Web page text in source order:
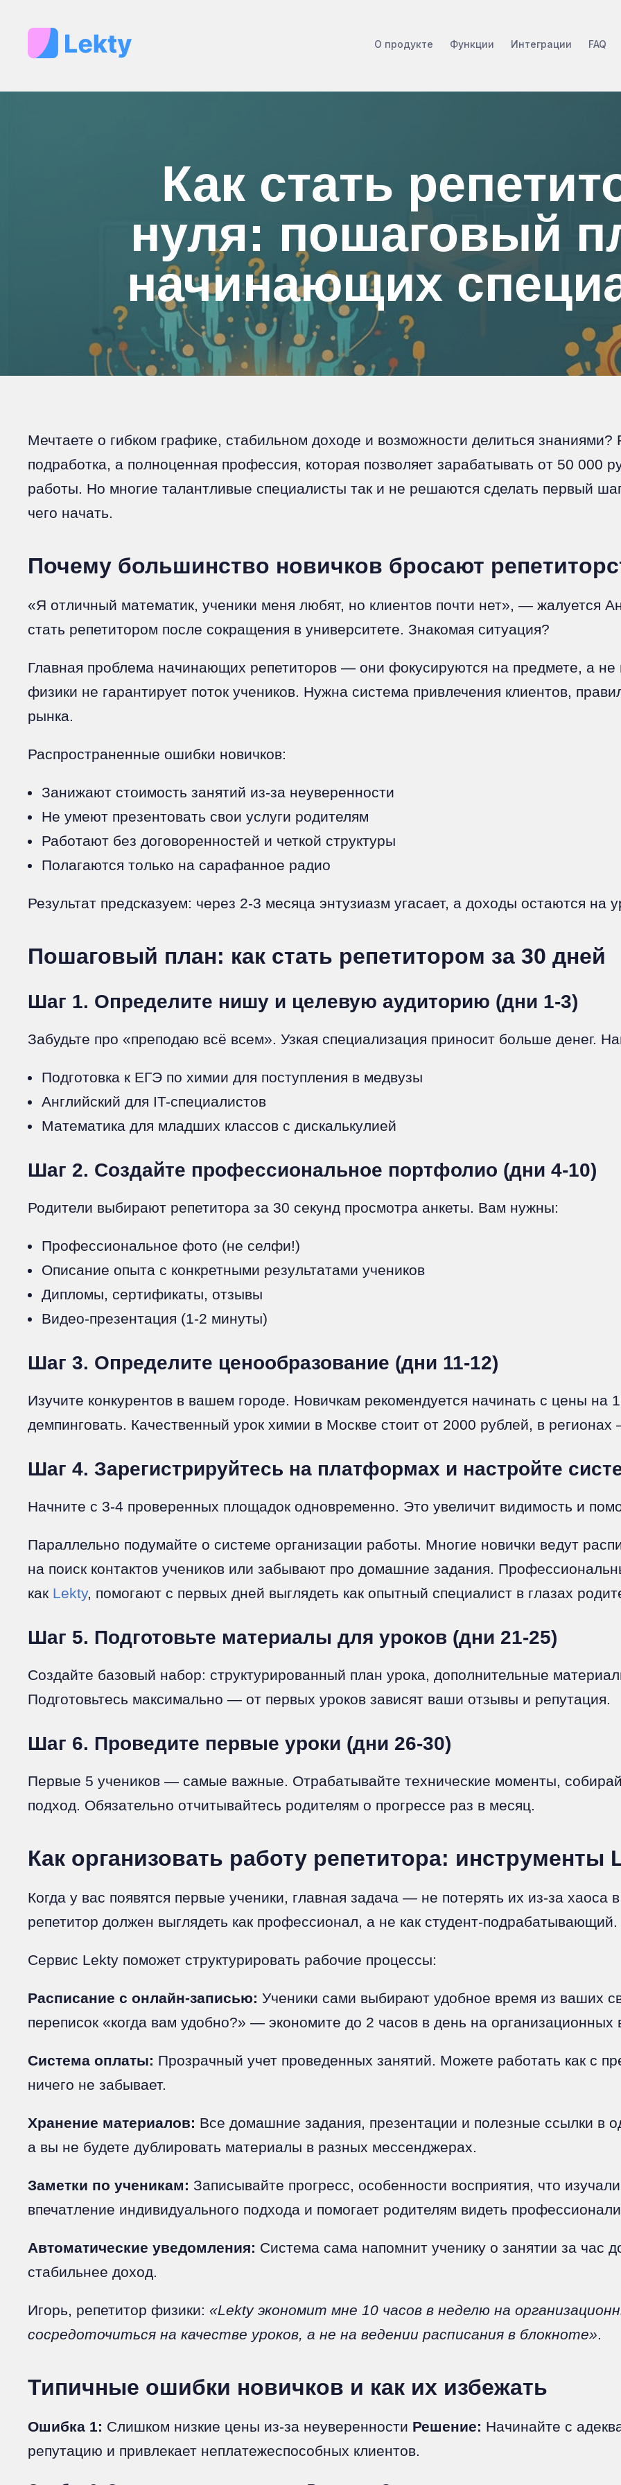
О продукте Функции Интеграции FAQ
Как стать
нуля: пошаговый
начинающих
Мечтаете о гибком графике, стабильном доходе и возможности делиться знаниями?
подработка, а полноценная профессия, которая позволяет зарабатывать от 50 000
работы. Но многие талантливые специалисты так и не решаются сделать первый
чего начать.
Почему большинство новичков бросают
«Я отличный математик, ученики меня любят, но клиентов почти нет», — жалуется
стать репетитором после сокращения в университете. Знакомая ситуация?
Главная проблема начинающих репетиторов — они фокусируются на предмете, а не
физики не гарантирует поток учеников. Нужна система привлечения клиентов,
рынка.
Распространенные ошибки новичков:
Занижают стоимость занятий из-за неуверенности
Не умеют презентовать свои услуги родителям
Работают без договоренностей и четкой структуры
Полагаются только на сарафанное радио
Результат предсказуем: через 2-3 месяца энтузиазм угасает, а доходы остаются на
Пошаговый план: как стать репетитором за 30 дней
Шаг 1. Определите нишу и целевую аудиторию (дни 1-3)
Забудьте про «преподаю всё всем». Узкая специализация приносит больше денег.
Подготовка к ЕГЭ по химии для поступления в медвузы
Английский для IT-специалистов
Математика для младших классов с дискалькулией
Шаг 2. Создайте профессиональное портфолио (дни 4-10)
Родители выбирают репетитора за 30 секунд просмотра анкеты. Вам нужны:
Профессиональное фото (не селфи!)
Описание опыта с конкретными результатами учеников
Дипломы, сертификаты, отзывы
Видео-презентация (1-2 минуты)
Шаг 3. Определите ценообразование (дни 11-12)
Изучите конкурентов в вашем городе. Новичкам рекомендуется начинать с цены на
демпинговать. Качественный урок химии в Москве стоит от 2000 рублей, в
Шаг 4. Зарегистрируйтесь на платформах и настройте
Начните с 3-4 проверенных площадок одновременно. Это увеличит видимость и
Параллельно подумайте о системе организации работы. Многие новички ведут
на поиск контактов учеников или забывают про домашние задания.
как Lekty, помогают с первых дней выглядеть как опытный специалист в глазах
Шаг 5. Подготовьте материалы для уроков (дни 21-25)
Создайте базовый набор: структурированный план урока, дополнительные
Подготовьтесь максимально — от первых уроков зависят ваши отзывы и репутация.
Шаг 6. Проведите первые уроки (дни 26-30)
Первые 5 учеников — самые важные. Отрабатывайте технические моменты,
подход. Обязательно отчитывайтесь родителям о прогрессе раз в месяц.
Как организовать работу репетитора: инструменты
Когда у вас появятся первые ученики, главная задача — не потерять их из-за
репетитор должен выглядеть как профессионал, а не как студент-подрабатывающий.
Сервис Lekty поможет структурировать рабочие процессы:
Расписание с онлайн-записью: Ученики сами выбирают удобное время из ваших
переписок «когда вам удобно?» — экономите до 2 часов в день на организационных
Система оплаты: Прозрачный учет проведенных занятий. Можете работать как с
ничего не забывает.
Хранение материалов: Все домашние задания, презентации и полезные ссылки в
а вы не будете дублировать материалы в разных мессенджерах.
Заметки по ученикам: Записывайте прогресс, особенности восприятия, что
впечатление индивидуального подхода и помогает родителям видеть
Автоматические уведомления: Система сама напомнит ученику о занятии за час
стабильнее доход.
Игорь, репетитор физики: «Lekty экономит мне 10 часов в неделю на
сосредоточиться на качестве уроков, а не на ведении расписания в блокноте».
Типичные ошибки новичков и как их избежать
Ошибка 1: Слишком низкие цены из-за неуверенности Решение: Начинайте с
репутацию и привлекает неплатежеспособных клиентов.